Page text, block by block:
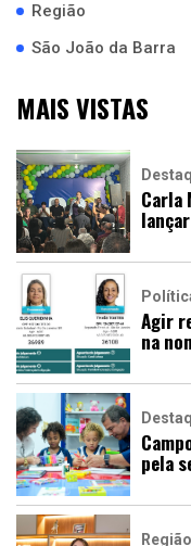
Região
São João da Barra
MAIS VISTAS
Carla
Agir
na
pela
Região